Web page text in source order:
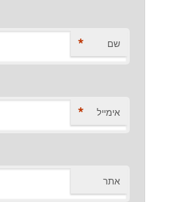
שם *
אימייל *
אתר